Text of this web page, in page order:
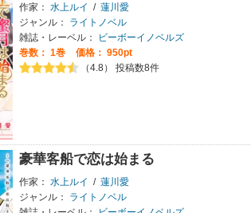
作家： 水上ルイ / 蓮川愛
ジャンル：
ライトノベル
雑誌・レーベル：
ビーボーイノベルズ
巻数： 1巻
価格： 950pt
（4.8） 投稿数8件
豪華客船で恋は始まる
作家： 水上ルイ / 蓮川愛
ジャンル：
ライトノベル